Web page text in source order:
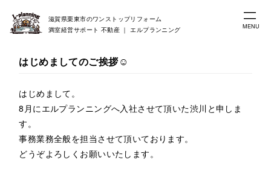
MENU
滋賀県栗東市のワンストップリフォーム
満室経営サポート 不動産 ｜ エルプランニング
はじめましてのご挨拶☺
はじめまして。
8月にエルプランニングへ入社させて頂いた渋川と申しま
す。
事務業務全般を担当させて頂いております。
どうぞよろしくお願いいたします。